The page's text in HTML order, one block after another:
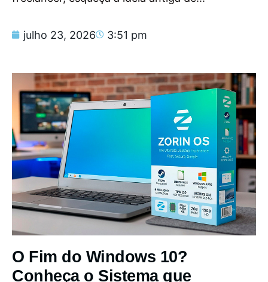
julho 23, 2026 3:51 pm
O Fim do Windows 10?
Conheça o Sistema que